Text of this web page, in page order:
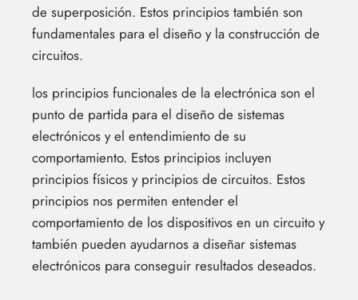
de superposición. Estos principios también son
fundamentales para el diseño y la construcción de
circuitos.
los principios funcionales de la electrónica son el
punto de partida para el diseño de sistemas
electrónicos y el entendimiento de su
comportamiento. Estos principios incluyen
principios físicos y principios de circuitos. Estos
principios nos permiten entender el
comportamiento de los dispositivos en un circuito y
también pueden ayudarnos a diseñar sistemas
electrónicos para conseguir resultados deseados.